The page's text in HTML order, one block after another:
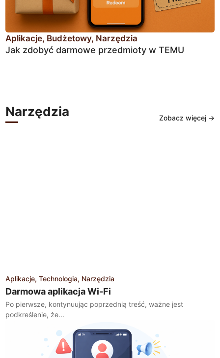
Aplikacje Budżetowy Narzędzia
Jak zdobyć darmowe przedmioty w TEMU
Narzędzia Zobacz więcej →
Aplikacje Technologia Narzędzia
Darmowa aplikacja Wi-Fi
Po pierwsze, kontynuując poprzednią treść, ważne jest
podkreślenie, że...